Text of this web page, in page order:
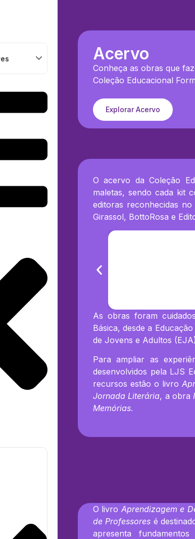
Acervo
Conheça as obras que
Coleção Educacional
Explorar Acervo
O acervo da Coleção
maletas, sendo cada kit
editoras reconhecidas
Girassol, BottoRosa e
As obras foram
Básica, desde a
de Jovens e Adultos
Para ampliar as
desenvolvidos pela LJS
recursos estão o livro
Jornada Literária, a obra
Memórias.
O livro Aprendizagem e
de Professores é
apresenta